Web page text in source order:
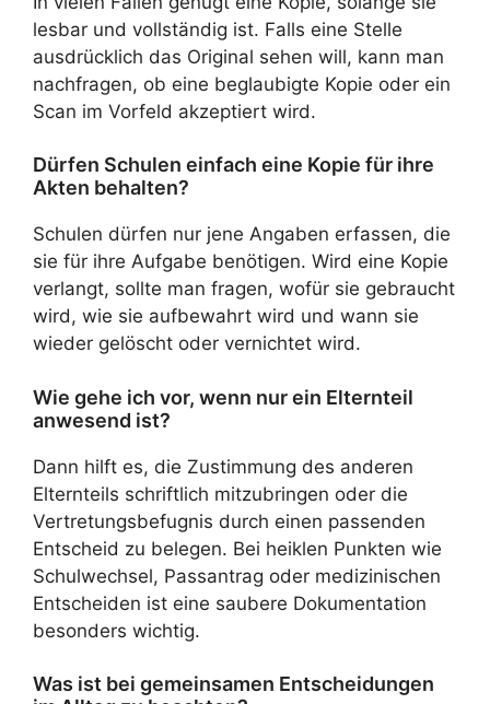
lesbar und vollständig ist. Falls eine Stelle
ausdrücklich das Original sehen will, kann man
nachfragen, ob eine beglaubigte Kopie oder ein
Scan im Vorfeld akzeptiert wird.
Dürfen Schulen einfach eine Kopie für ihre
Akten behalten?
Schulen dürfen nur jene Angaben erfassen, die
sie für ihre Aufgabe benötigen. Wird eine Kopie
verlangt, sollte man fragen, wofür sie gebraucht
wird, wie sie aufbewahrt wird und wann sie
wieder gelöscht oder vernichtet wird.
Wie gehe ich vor, wenn nur ein Elternteil
anwesend ist?
Dann hilft es, die Zustimmung des anderen
Elternteils schriftlich mitzubringen oder die
Vertretungsbefugnis durch einen passenden
Entscheid zu belegen. Bei heiklen Punkten wie
Schulwechsel, Passantrag oder medizinischen
Entscheiden ist eine saubere Dokumentation
besonders wichtig.
Was ist bei gemeinsamen Entscheidungen